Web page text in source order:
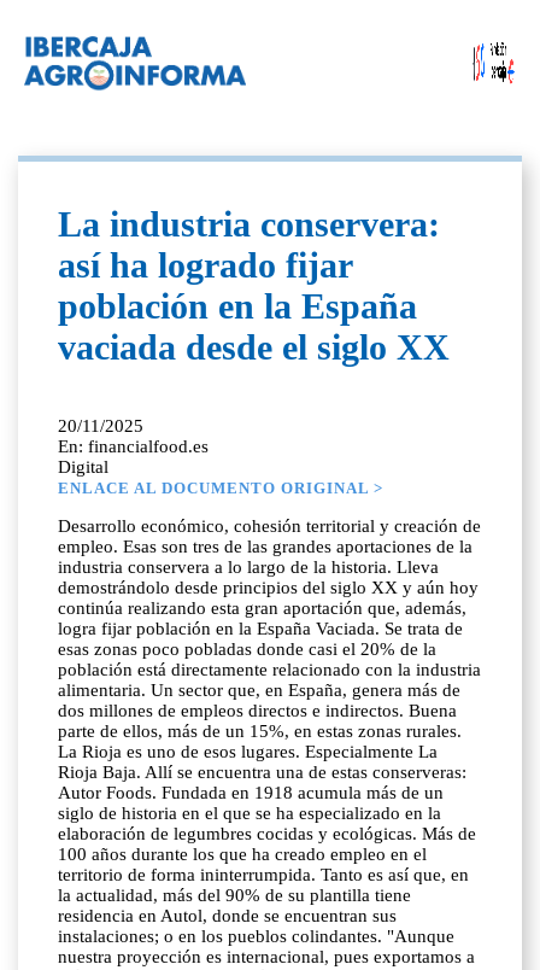
La industria conservera:
así ha logrado fijar
población en la España
vaciada desde el siglo XX
20/11/2025
En: financialfood.es
Digital
ENLACE AL DOCUMENTO ORIGINAL >
Desarrollo económico, cohesión territorial y creación de
empleo. Esas son tres de las grandes aportaciones de la
industria conservera a lo largo de la historia. Lleva
demostrándolo desde principios del siglo XX y aún hoy
continúa realizando esta gran aportación que, además,
logra fijar población en la España Vaciada. Se trata de
esas zonas poco pobladas donde casi el 20% de la
población está directamente relacionado con la industria
alimentaria. Un sector que, en España, genera más de
dos millones de empleos directos e indirectos. Buena
parte de ellos, más de un 15%, en estas zonas rurales.
La Rioja es uno de esos lugares. Especialmente La
Rioja Baja. Allí se encuentra una de estas conserveras:
Autor Foods. Fundada en 1918 acumula más de un
siglo de historia en el que se ha especializado en la
elaboración de legumbres cocidas y ecológicas. Más de
100 años durante los que ha creado empleo en el
territorio de forma ininterrumpida. Tanto es así que, en
la actualidad, más del 90% de su plantilla tiene
residencia en Autol, donde se encuentran sus
instalaciones; o en los pueblos colindantes. "Aunque
nuestra proyección es internacional, pues exportamos a